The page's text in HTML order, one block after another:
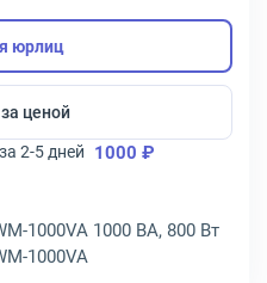
юрлиц
ценой
2-5 дней 1000 ₽
1000VA 1000 ВА, 800 Вт
1000VA